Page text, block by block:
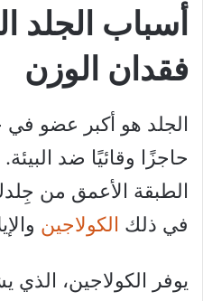
أسباب الجلد
فقدان الوزن
الجلد هو أكبر عضو
حاجزًا وقائيًا ضد
الطبقة الأعمق من
في ذلك الكولاجين